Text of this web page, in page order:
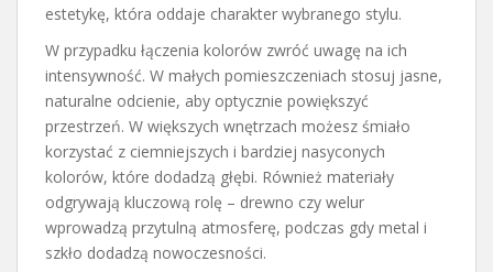
estetykę, która oddaje charakter wybranego stylu.
W przypadku łączenia kolorów zwróć uwagę na ich
intensywność. W małych pomieszczeniach stosuj jasne,
naturalne odcienie, aby optycznie powiększyć
przestrzeń. W większych wnętrzach możesz śmiało
korzystać z ciemniejszych i bardziej nasyconych
kolorów, które dodadzą głębi. Również materiały
odgrywają kluczową rolę – drewno czy welur
wprowadzą przytulną atmosferę, podczas gdy metal i
szkło dodadzą nowoczesności.